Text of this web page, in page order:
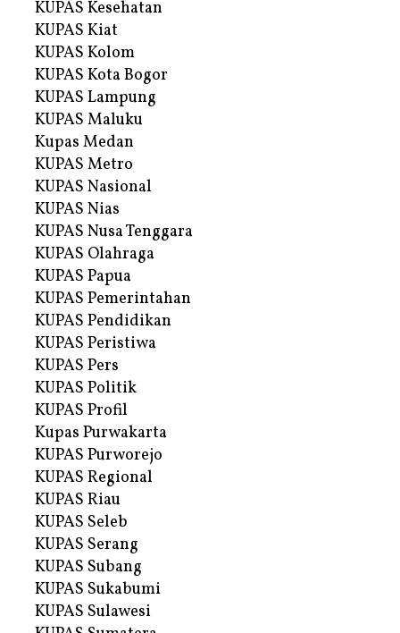
KUPAS Kesehatan
KUPAS Kiat
KUPAS Kolom
KUPAS Kota Bogor
KUPAS Lampung
KUPAS Maluku
Kupas Medan
KUPAS Metro
KUPAS Nasional
KUPAS Nias
KUPAS Nusa Tenggara
KUPAS Olahraga
KUPAS Papua
KUPAS Pemerintahan
KUPAS Pendidikan
KUPAS Peristiwa
KUPAS Pers
KUPAS Politik
KUPAS Profil
Kupas Purwakarta
KUPAS Purworejo
KUPAS Regional
KUPAS Riau
KUPAS Seleb
KUPAS Serang
KUPAS Subang
KUPAS Sukabumi
KUPAS Sulawesi